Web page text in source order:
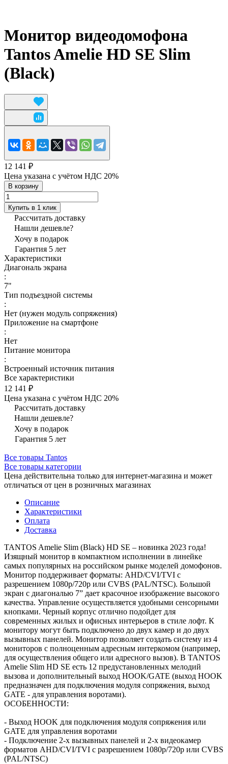
Монитор видеодомофона
Tantos Amelie HD SE Slim
(Black)
12 141 ₽
Цена указана с учётом НДС 20%
В корзину
Купить в 1 клик
Рассчитать доставку
Нашли дешевле?
Хочу в подарок
Гарантия 5 лет
Характеристики
Диагональ экрана
:
7"
Тип подъездной системы
:
Нет (нужен модуль сопряжения)
Приложение на смартфоне
:
Нет
Питание монитора
:
Встроенный источник питания
Все характеристики
12 141 ₽
Цена указана с учётом НДС 20%
Рассчитать доставку
Нашли дешевле?
Хочу в подарок
Гарантия 5 лет
Все товары Tantos
Все товары категории
Цена действительна только для интернет-магазина и может
отличаться от цен в розничных магазинах
Описание
Характеристики
Оплата
Доставка
TANTOS Amelie Slim (Black) HD SE – новинка 2023 года!
Изящный монитор в компактном исполнении в линейке
самых популярных на российском рынке моделей домофонов.
Монитор поддерживает форматы: AHD/CVI/TVI с
разрешением 1080p/720p или CVBS (PAL/NTSC). Большой
экран с диагональю 7” дает красочное изображение высокого
качества. Управление осуществляется удобными сенсорными
кнопками. Черный корпус отлично подойдет для
современных жилых и офисных интерьеров в стиле лофт. К
монитору могут быть подключено до двух камер и до двух
вызывных панелей. Монитор позволяет создать систему из 4
мониторов с полноценным адресным интеркомом (например,
для осуществления общего или адресного вызов). В TANTOS
Amelie Slim HD SE есть 12 предустановленных мелодий
вызова и дополнительный выход HOOK/GATE (выход HOOK
предназначен для подключения модуля сопряжения, выход
GATE - для управления воротами).
ОСОБЕННОСТИ:
- Выход HOOK для подключения модуля сопряжения или
GATE для управления воротами
- Подключение 2-х вызывных панелей и 2-х видеокамер
форматов AHD/CVI/TVI с разрешением 1080p/720p или CVBS
(PAL/NTSC)